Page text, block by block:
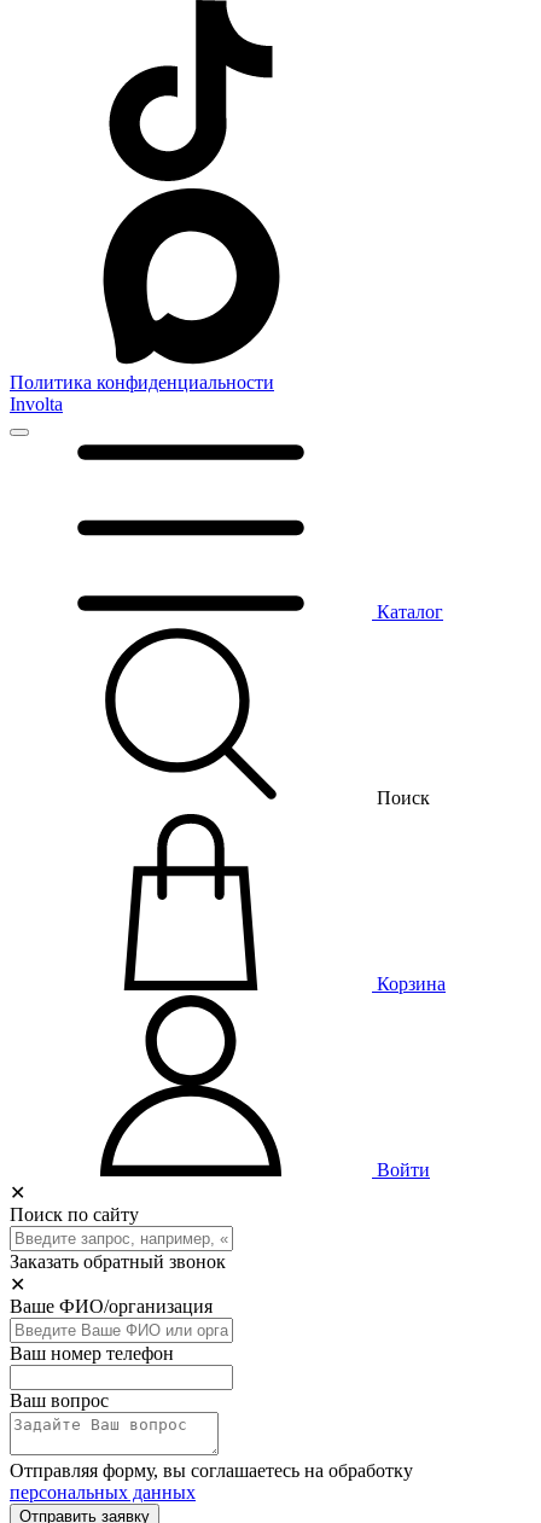
Политика конфиденциальности
Involta
Каталог
Поиск
Корзина
Войти
✕
Поиск по сайту
Заказать обратный звонок
✕
Ваше ФИО/организация
Ваш номер телефон
Ваш вопрос
Отправляя форму, вы соглашаетесь на обработку
персональных данных
Отправить заявку